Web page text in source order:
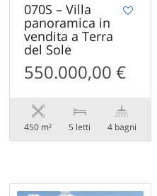
070S – Villa
panoramica in
vendita a Terra
del Sole
550.000,00 €
450 m² 5 letti 4 bagni